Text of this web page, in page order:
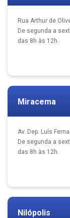
Rua Arthur de
De segunda a
das 8h às 12h.
Miracema
Av. Dep. Luís
De segunda a
das 8h às 12h.
Nilópolis